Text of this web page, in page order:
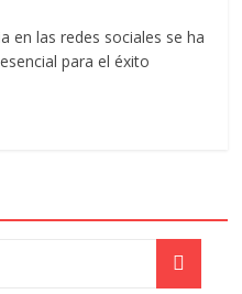
en las redes sociales se ha
para el éxito